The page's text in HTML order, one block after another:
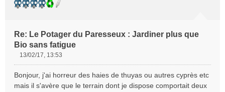
Re: Le Potager du Paresseux : Jardiner plus que
Bio sans fatigue
s
s
13/02/17, 13:53
Bonjour, j'ai horreur des haies de thuyas ou autres cyprès etc
mais il s'avère que le terrain dont je dispose comportait deux